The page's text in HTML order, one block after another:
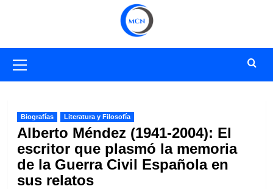
primario
Biografías Literatura y Filosofía
Alberto Méndez (1941-2004): El
escritor que plasmó la memoria
de la Guerra Civil Española en
sus relatos